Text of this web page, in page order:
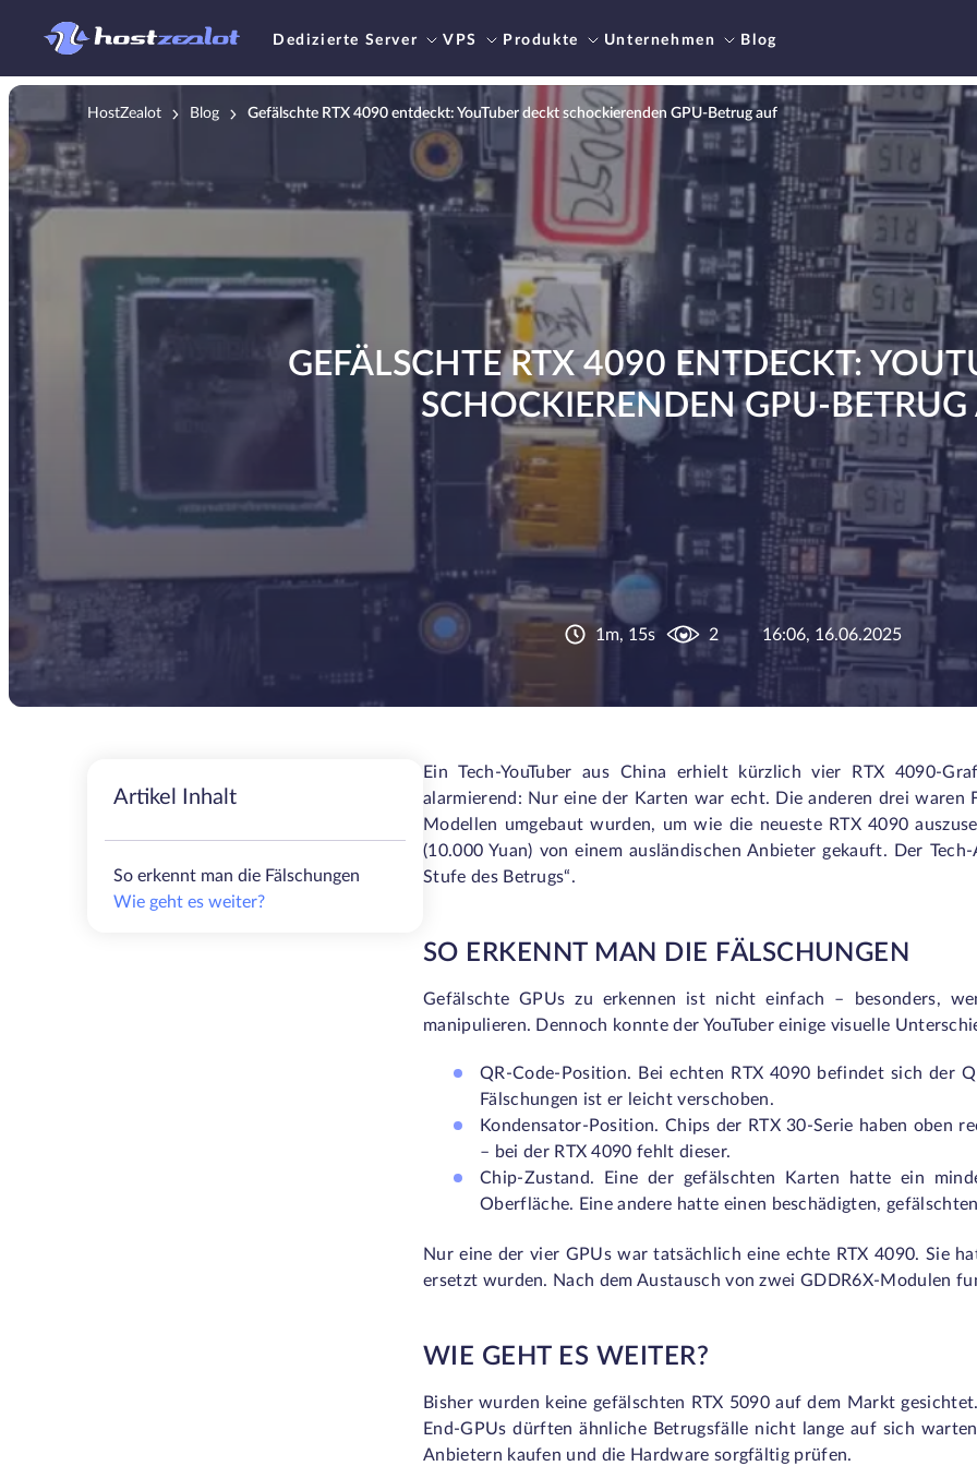
Dedizierte Server VPS Produkte Unternehmen Blog
HostZealot Blog Gefälschte RTX 4090 entdeckt: YouTuber deckt schockierenden GPU-Betrug auf
GEFÄLSCHTE RTX 4090 ENTDECKT:
SCHOCKIERENDEN GPU-BETRUG
1m, 15s 2 16:06, 16.06.2025
Artikel Inhalt
So erkennt man die Fälschungen
Wie geht es weiter?
Ein Tech-YouTuber aus China erhielt kürzlich vier RTX 4090-
alarmierend: Nur eine der Karten war echt. Die anderen drei waren
Modellen umgebaut wurden, um wie die neueste RTX 4090
(10.000 Yuan) von einem ausländischen Anbieter gekauft. Der
Stufe des Betrugs“.
SO ERKENNT MAN DIE FÄLSCHUNGEN
Gefälschte GPUs zu erkennen ist nicht einfach – besonders,
manipulieren. Dennoch konnte der YouTuber einige visuelle
QR-Code-Position. Bei echten RTX 4090 befindet sich der
Fälschungen ist er leicht verschoben.
Kondensator-Position. Chips der RTX 30-Serie haben oben
– bei der RTX 4090 fehlt dieser.
Chip-Zustand. Eine der gefälschten Karten hatte ein
Oberfläche. Eine andere hatte einen beschädigten,
Nur eine der vier GPUs war tatsächlich eine echte RTX 4090. Sie
ersetzt wurden. Nach dem Austausch von zwei GDDR6X-Modulen
WIE GEHT ES WEITER?
Bisher wurden keine gefälschten RTX 5090 auf dem Markt
End-GPUs dürften ähnliche Betrugsfälle nicht lange auf sich
Anbietern kaufen und die Hardware sorgfältig prüfen.